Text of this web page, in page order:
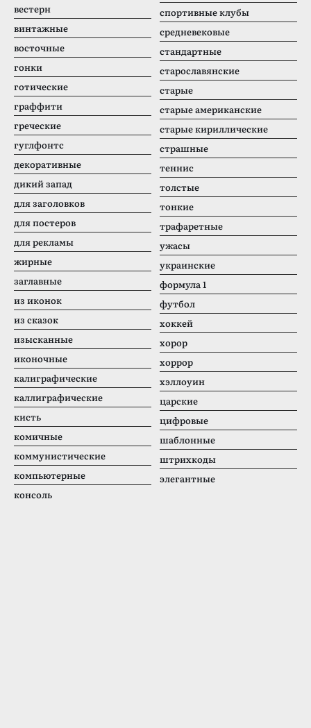
вестерн
винтажные
восточные
гонки
готические
граффити
греческие
гуглфонтс
декоративные
дикий запад
для заголовков
для постеров
для рекламы
жирные
заглавные
из иконок
из сказок
изысканные
иконочные
калиграфические
каллиграфические
кисть
комичные
коммунистические
компьютерные
консоль
спортивные клубы
средневековые
стандартные
старославянские
старые
старые американские
старые кириллические
страшные
теннис
толстые
тонкие
трафаретные
ужасы
украинские
формула 1
футбол
хоккей
хорор
хоррор
хэллоуин
царские
цифровые
шаблонные
штрихкоды
элегантные